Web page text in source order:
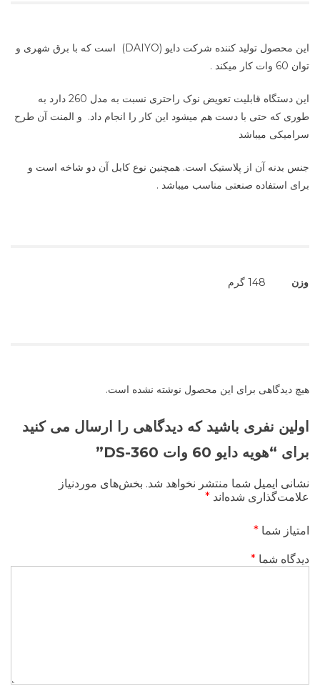
این محصول تولید کننده شرکت دایو (DAIYO) است که با برق شهری و
توان 60 وات کار میکند .
این دستگاه قابلیت تعویض نوک راحتری نسبت به مدل 260 دارد به
طوری که حتی با دست هم میشود این کار را انجام داد. و المنت آن طرح
سرامیکی میباشد
جنس بدنه آن از پلاستیک است. همچنین نوع کابل آن دو شاخه است و
برای استفاده صنعتی مناسب میباشد .
وزن 148 گرم
هیچ دیدگاهی برای این محصول نوشته نشده است.
اولین نفری باشید که دیدگاهی را ارسال می کنید
برای “هویه دایو 60 وات DS-360”
نشانی ایمیل شما منتشر نخواهد شد. بخش‌های موردنیاز
علامت‌گذاری شده‌اند *
امتیاز شما *
دیدگاه شما *